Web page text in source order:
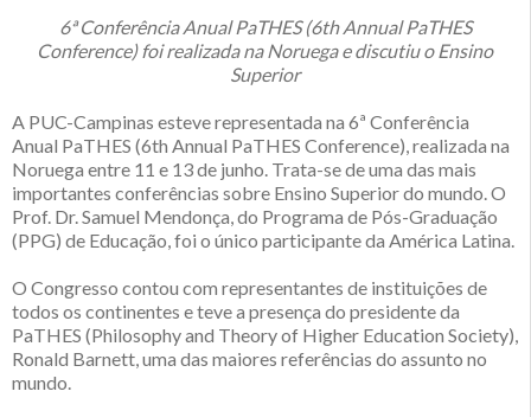
6ª Conferência Anual PaTHES (6th Annual PaTHES
Conference) foi realizada na Noruega e discutiu o Ensino
Superior
A PUC-Campinas esteve representada na 6ª Conferência
Anual PaTHES (6th Annual PaTHES Conference), realizada na
Noruega entre 11 e 13 de junho. Trata-se de uma das mais
importantes conferências sobre Ensino Superior do mundo. O
Prof. Dr. Samuel Mendonça, do Programa de Pós-Graduação
(PPG) de Educação, foi o único participante da América Latina.
O Congresso contou com representantes de instituições de
todos os continentes e teve a presença do presidente da
PaTHES (Philosophy and Theory of Higher Education Society),
Ronald Barnett, uma das maiores referências do assunto no
mundo.